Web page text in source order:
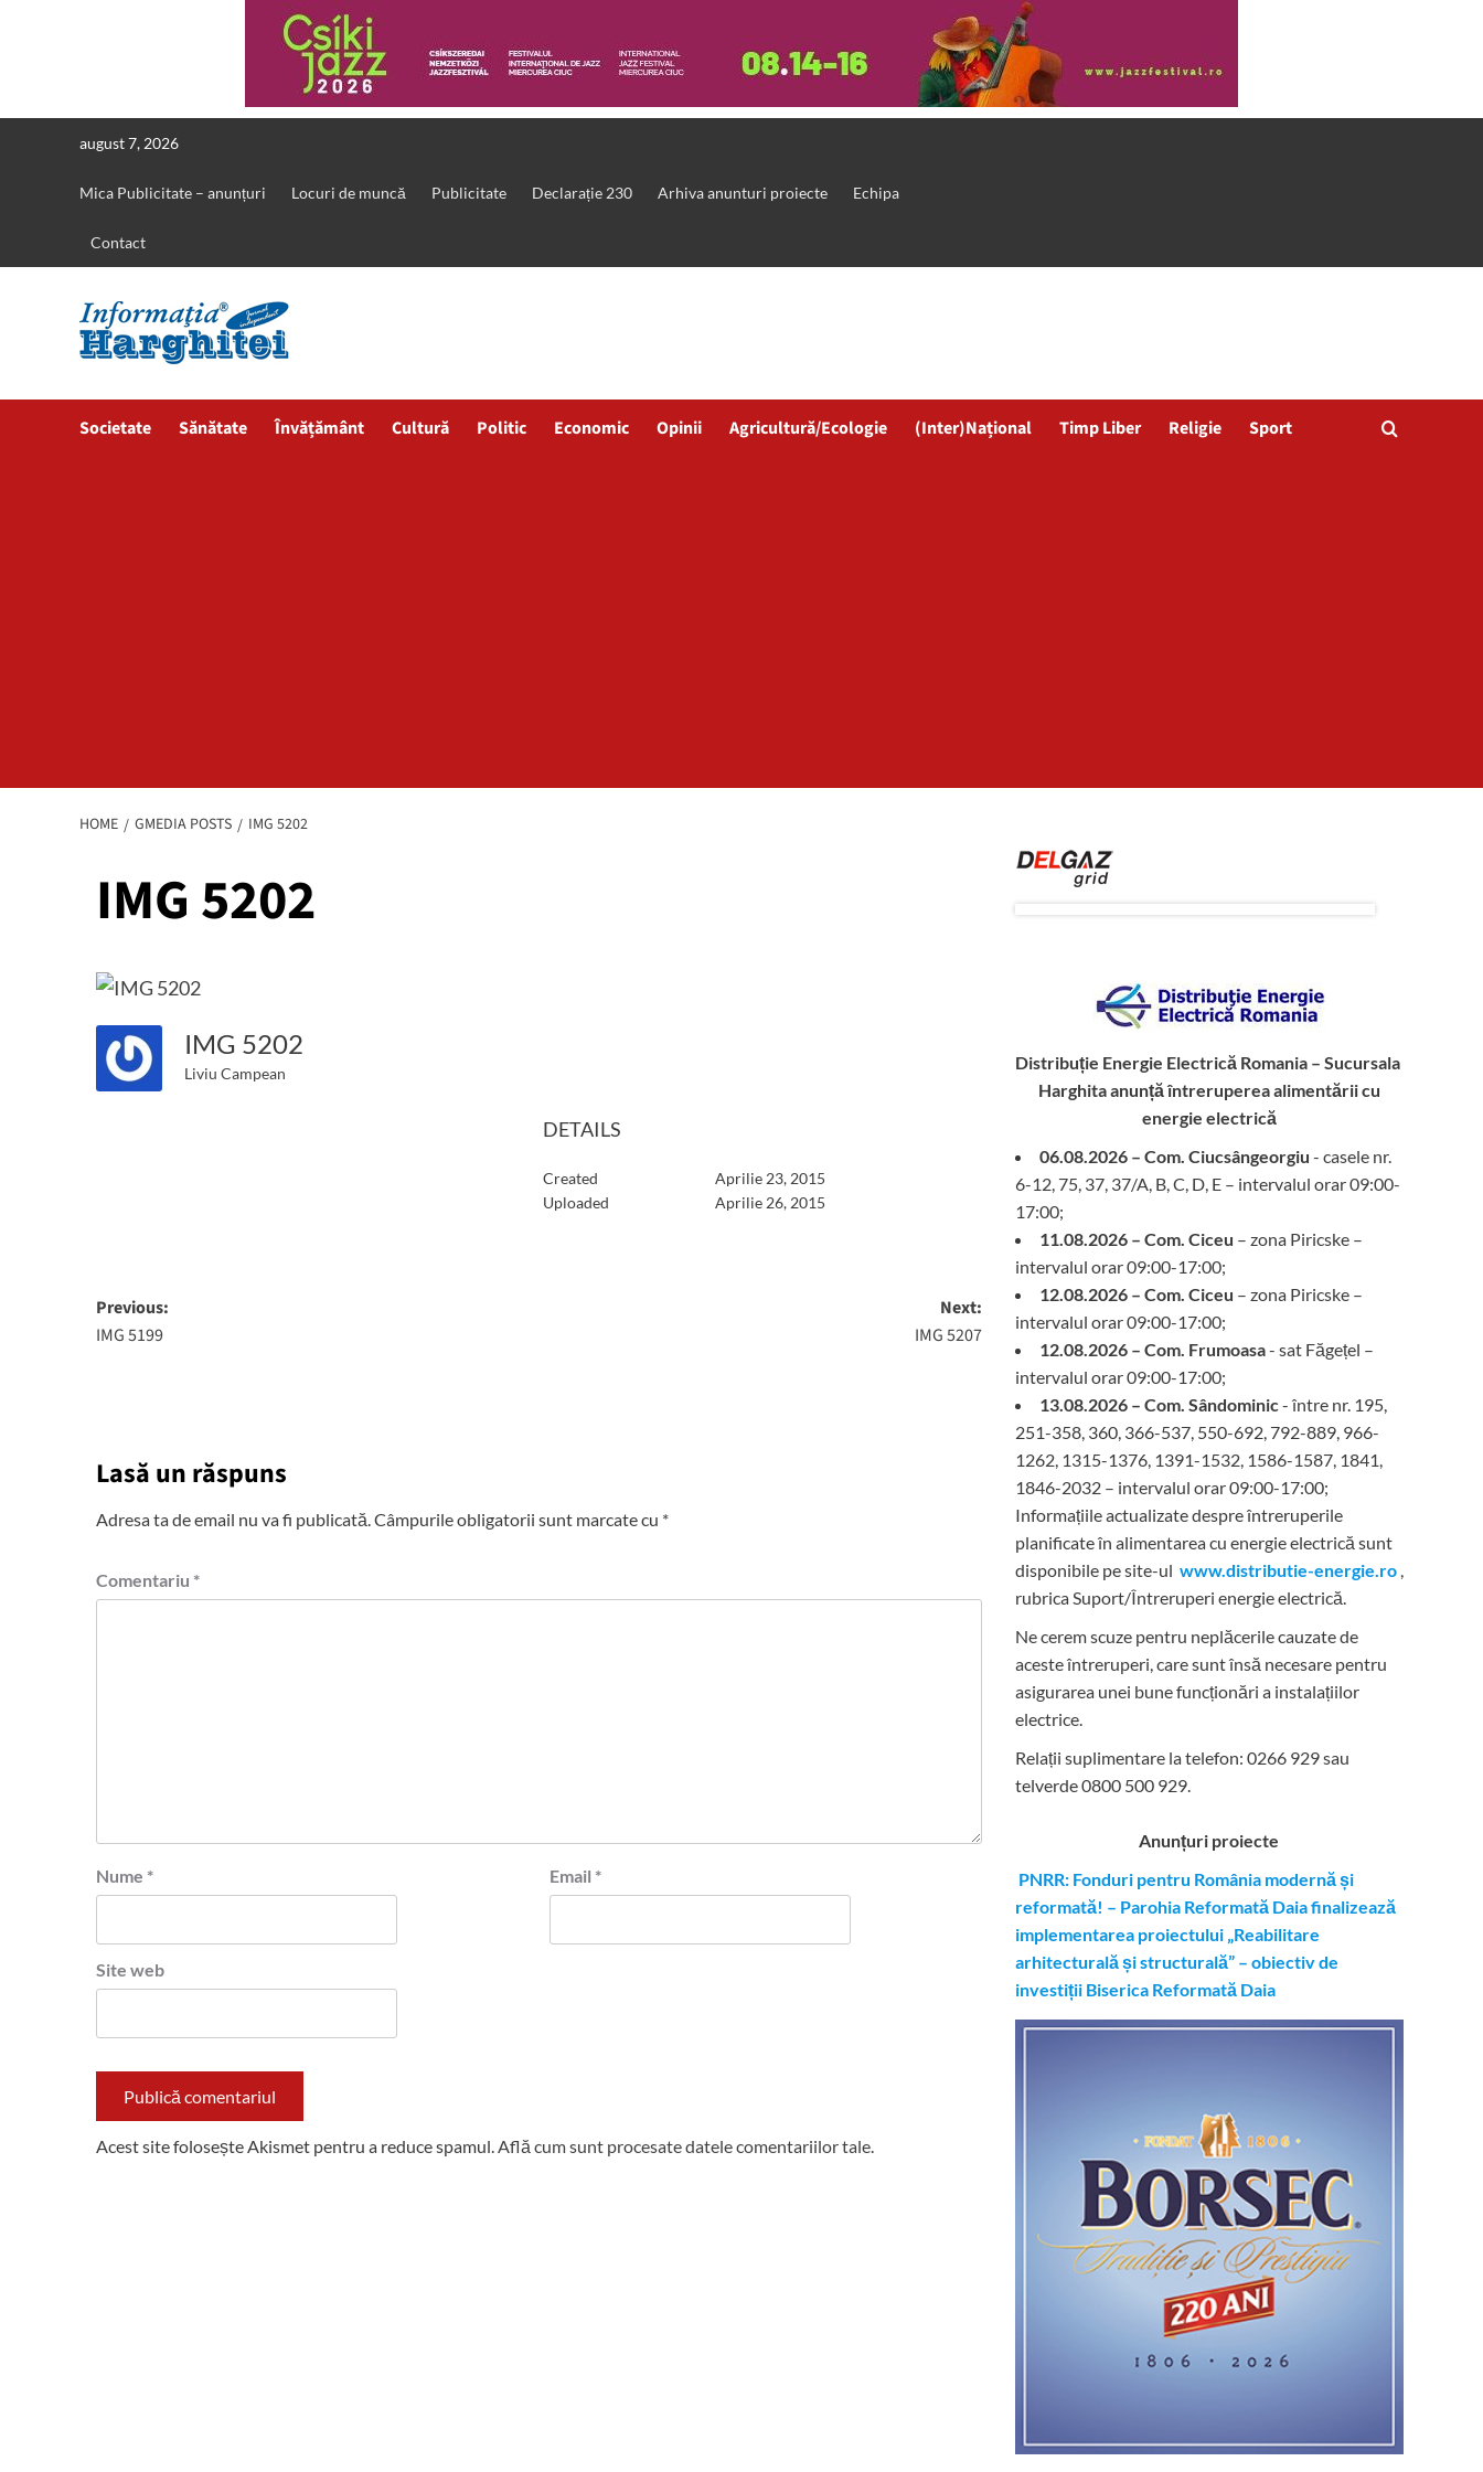
august 7, 2026
Mica Publicitate – anunțuri Locuri de muncă Publicitate Declarație 230 Arhiva anunturi proiecte Echipa
Contact
Societate Sănătate Învățământ Cultură Politic Economic Opinii Agricultură/Ecologie (Inter)Național Timp Liber Religie Sport
HOME GMEDIA POSTS IMG 5202
IMG 5202
IMG 5202
Liviu Campean
DETAILS
Created
Aprilie 23, 2015
Uploaded
Aprilie 26, 2015
Post
navigation
Previous:
IMG 5199
Next:
IMG 5207
Lasă un răspuns
Adresa ta de email nu va fi publicată.Câmpurile obligatorii sunt marcate cu *
Comentariu *
Nume * Email *
Site web
Acest site folosește Akismet pentru a reduce spamul.Află cum sunt procesate datele comentariilor tale.
Distribuție Energie Electrică Romania – Sucursala
Harghitaanunță întreruperea alimentării cu
energie electrică
06.08.2026 – Com. Ciucsângeorgiu - casele nr.
6-12, 75, 37, 37/A, B, C, D, E – intervalul orar 09:00-
17:00;
11.08.2026 – Com. Ciceu – zona Piricske –
intervalul orar 09:00-17:00;
12.08.2026 – Com. Ciceu – zona Piricske –
intervalul orar 09:00-17:00;
12.08.2026 – Com. Frumoasa- sat Făgețel –
intervalul orar 09:00-17:00;
13.08.2026 – Com. Sândominic- între nr. 195,
251-358, 360, 366-537, 550-692, 792-889, 966-
1262, 1315-1376, 1391-1532, 1586-1587, 1841,
1846-2032 – intervalul orar 09:00-17:00;
Informațiile actualizate despre întreruperile
planificate în alimentarea cu energie electrică sunt
disponibile pe site-ul www.distributie-energie.ro ,
rubrica Suport/Întreruperi energie electrică.
Ne cerem scuze pentru neplăcerile cauzate de
aceste întreruperi, care sunt însă necesare pentru
asigurarea unei bune funcționări a instalațiilor
electrice.
Relații suplimentare la telefon: 0266 929 sau
telverde 0800 500 929.
Anunțuri proiecte
PNRR: Fonduri pentru România modernă și
reformată! – Parohia Reformată Daia finalizează
implementarea proiectului „Reabilitare
arhitecturală și structurală” – obiectiv de
investiții Biserica Reformată Daia